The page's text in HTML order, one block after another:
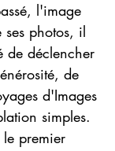
l'image
photos, il
de déclencher
de
d'Images
simples.
premier